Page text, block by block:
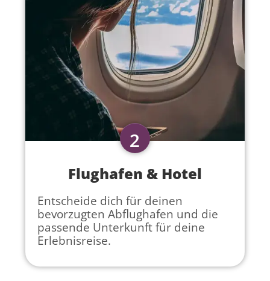
2
Flughafen & Hotel
Entscheide dich für deinen
bevorzugten Abflughafen und die
passende Unterkunft für deine
Erlebnisreise.